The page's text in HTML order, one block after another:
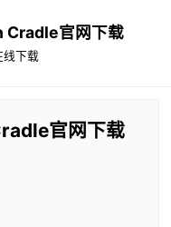
Cradle官网下载
线下载
官网下载